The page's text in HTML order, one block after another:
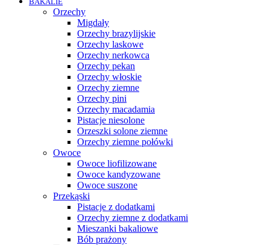
Orzechy
Migdały
Orzechy brazylijskie
Orzechy laskowe
Orzechy nerkowca
Orzechy pekan
Orzechy włoskie
Orzechy ziemne
Orzechy pini
Orzechy macadamia
Pistacje niesolone
Orzeszki solone ziemne
Orzechy ziemne połówki
Owoce
Owoce liofilizowane
Owoce kandyzowane
Owoce suszone
Przekąski
Pistacje z dodatkami
Orzechy ziemne z dodatkami
Mieszanki bakaliowe
Bób prażony